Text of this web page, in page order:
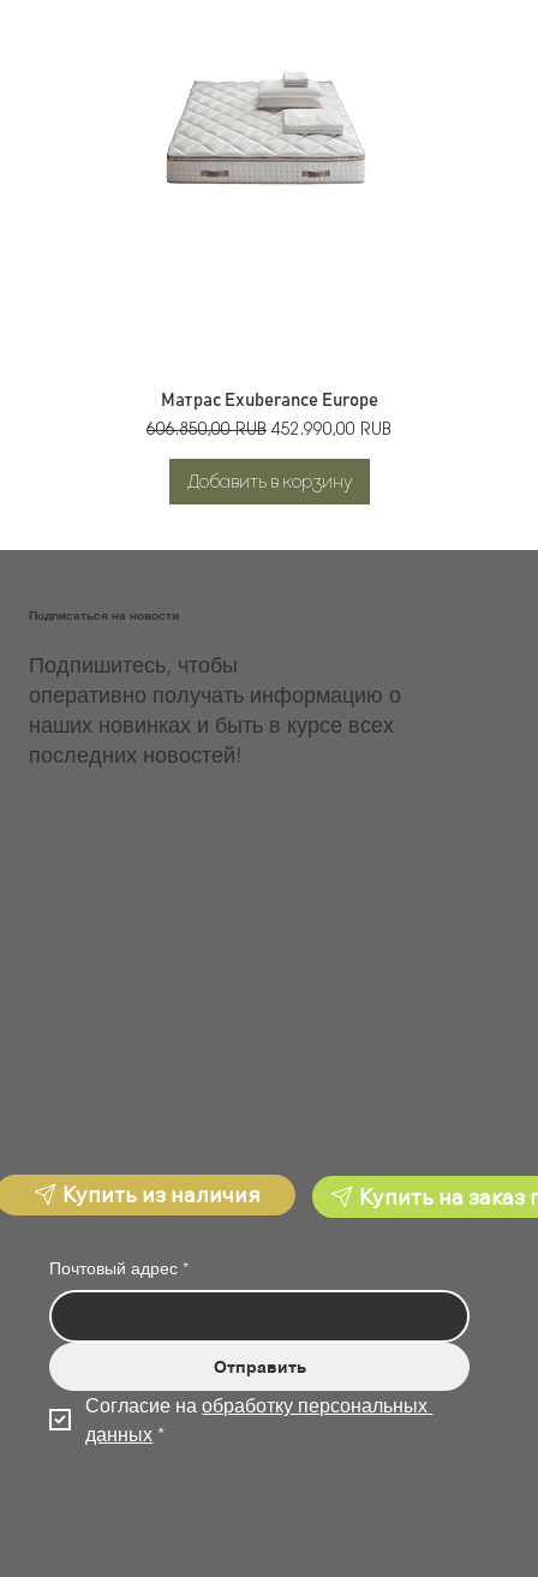
Матрас Exuberance Europe
Обычная цена
606.850,00 RUB Цена со скидкой
452.990,00 RUB
Добавить в корзину
Подписаться на новости
Подпишитесь, чтобы
оперативно получать информацию о
наших новинках и быть в курсе всех
последних новостей!
Почтовый адрес *
Отправить
Согласие на обработку персональных
данных *
Купить из наличия Купить на